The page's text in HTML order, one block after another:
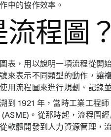
中的協作效率。
程圖？
表，用以說明一項流程從開
來表示不同類型的動作，讓
用流程圖來進行規劃、記錄
到 1921 年，當時工業工程
。從那時起，流程圖
軟體開發到人力資源管理，